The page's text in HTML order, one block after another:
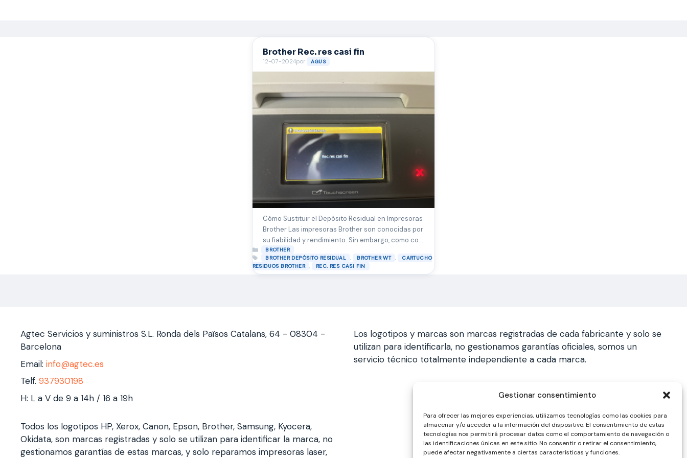
Gestionar consentimiento
Para ofrecer las mejores experiencias, utilizamos tecnologías como las cookies para
almacenar y/o acceder a la información del dispositivo. El consentimiento de estas
tecnologías nos permitirá procesar datos como el comportamiento de navegación o
las identificaciones únicas en este sitio. No consentir o retirar el consentimiento,
puede afectar negativamente a ciertas características y funciones.
Brother Rec. res casi fin
12-07-2024por AGUS
Cómo Sustituir el Depósito Residual en Impresoras
Brother Las impresoras Brother son conocidas por
su fiabilidad y rendimiento. Sin embargo, como con
cualquier dispositivo de impresión, llega un
momento en el que ciertos componentes
necesitan ser reemplazados para mantener un
Categorías
BROTHER
Etiquetas
BROTHER DEPÓSITO RESIDUAL , BROTHER WT ,
CARTUCHO
RESIDUOS BROTHER
, REC. RES CASI FIN
Agtec Servicios y suministros S.L. Ronda dels Països Catalans, 64 - 08304 -
Barcelona
Email: info@agtec.es
Telf. 937930198
H: L a V de 9 a 14h / 16 a 19h
Todos los logotipos HP, Xerox, Canon, Epson, Brother, Samsung, Kyocera,
Okidata, son marcas registradas y solo se utilizan para identificar la marca, no
gestionamos garantías de estas marcas, y solo reparamos impresoras laser,
Los logotipos y marcas son marcas registradas de cada fabricante y solo se
utilizan para identificarla, no gestionamos garantías oficiales, somos un
servicio técnico totalmente independiente a cada marca.